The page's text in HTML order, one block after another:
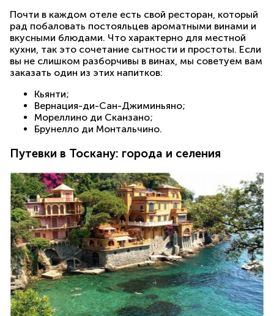
Почти в каждом отеле есть свой ресторан, который
рад побаловать постояльцев ароматными винами и
вкусными блюдами. Что характерно для местной
кухни, так это сочетание сытности и простоты. Если
вы не слишком разборчивы в винах, мы советуем вам
заказать один из этих напитков:
Кьянти;
Вернация-ди-Сан-Джиминьяно;
Мореллино ди Сканзано;
Брунелло ди Монтальчино.
Путевки в Тоскану: города и селения